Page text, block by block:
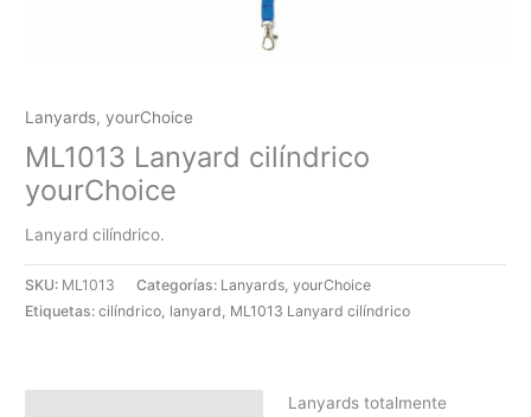
Lanyards,yourChoice
ML1013 Lanyard cilíndrico
yourChoice
Lanyard cilíndrico.
SKU: ML1013 Categorías: Lanyards,yourChoice
Etiquetas:cilíndrico, lanyard, ML1013 Lanyard cilíndrico
Lanyards totalmente